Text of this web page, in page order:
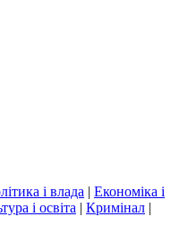
і влада | Економіка і
і освіта | Кримінал |